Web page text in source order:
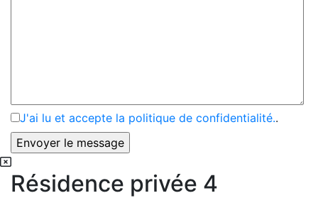
J'ai lu et accepte la politique de confidentialité..
Résidence privée 4